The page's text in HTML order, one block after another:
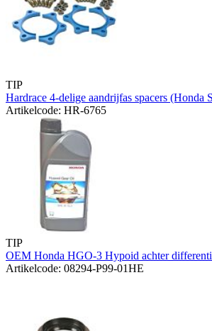
TIP
Hardrace 4-delige aandrijfas spacers (Honda
Artikelcode: HR-6765
TIP
OEM Honda HGO-3 Hypoid achter
Artikelcode: 08294-P99-01HE